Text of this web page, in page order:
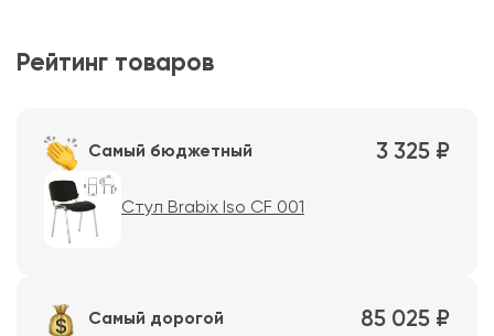
Рейтинг товаров
Самый бюджетный 3 325 ₽
Стул Brabix Iso CF 001
Самый дорогой 85 025 ₽